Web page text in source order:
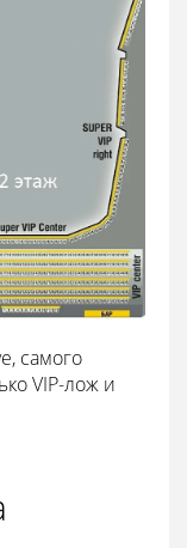
самого
VIP-лож и